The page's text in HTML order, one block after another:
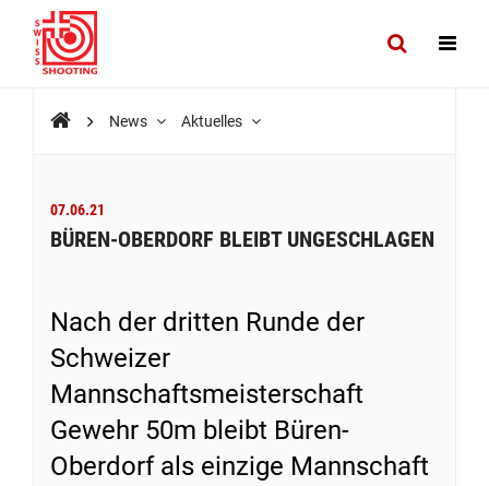
News Aktuelles
07.06.21
BÜREN-OBERDORF BLEIBT UNGESCHLAGEN
Nach der dritten Runde der
Schweizer
Mannschaftsmeisterschaft
Gewehr 50m bleibt Büren-
Oberdorf als einzige Mannschaft